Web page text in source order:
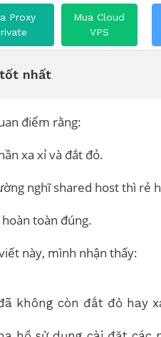
Proxy
Mua Cloud
VPS
tốt nhất
điểm rằng:
xa xỉ và đắt đỏ.
nghĩ shared host thì rẻ
toàn đúng.
này, mình nhận thấy:
không còn đắt đỏ hay